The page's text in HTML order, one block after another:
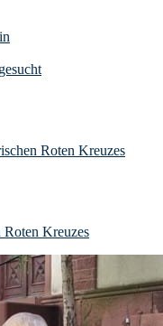
Roten Kreuzes
Roten Kreuzes